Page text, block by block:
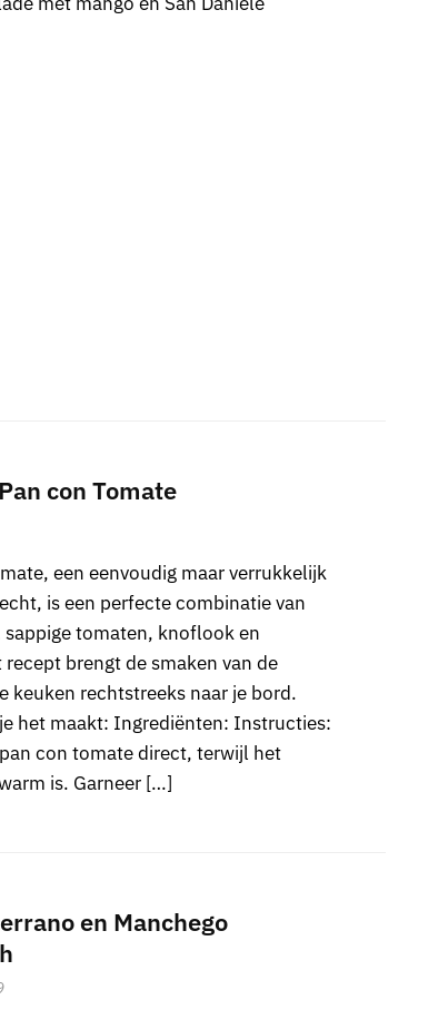
con Tomate
een eenvoudig maar verrukkelijk
is een perfecte combinatie van
sappige tomaten, knoflook en
brengt de smaken van de
keuken rechtstreeks naar je bord.
het maakt: Ingrediënten: Instructies:
con tomate direct, terwijl het
is. Garneer […]
en Manchego